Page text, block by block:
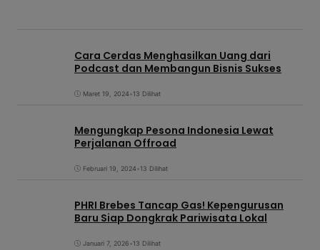
Cara Cerdas Menghasilkan Uang dari
Podcast dan Membangun Bisnis Sukses
Maret 19, 2024•13 Dilihat
Mengungkap Pesona Indonesia Lewat
Perjalanan Offroad
Februari 19, 2024•13 Dilihat
PHRI Brebes Tancap Gas! Kepengurusan
Baru Siap Dongkrak Pariwisata Lokal
Januari 7, 2026•13 Dilihat